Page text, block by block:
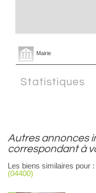
Mairie
Statistiques
autres annonces immobilières
correspondant à
Les biens similaires pour :
(04400)